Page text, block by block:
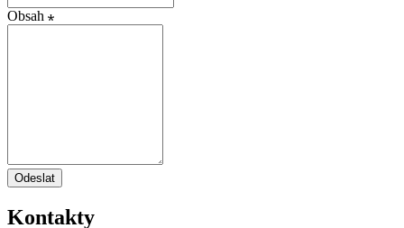
Obsah
Odeslat
Kontakty